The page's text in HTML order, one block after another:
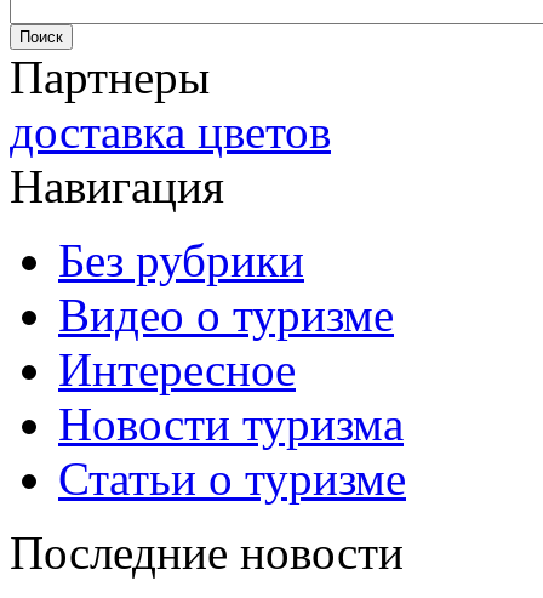
Партнеры
доставка цветов
Навигация
Без рубрики
Видео о туризме
Интересное
Новости туризма
Статьи о туризме
Последние новости